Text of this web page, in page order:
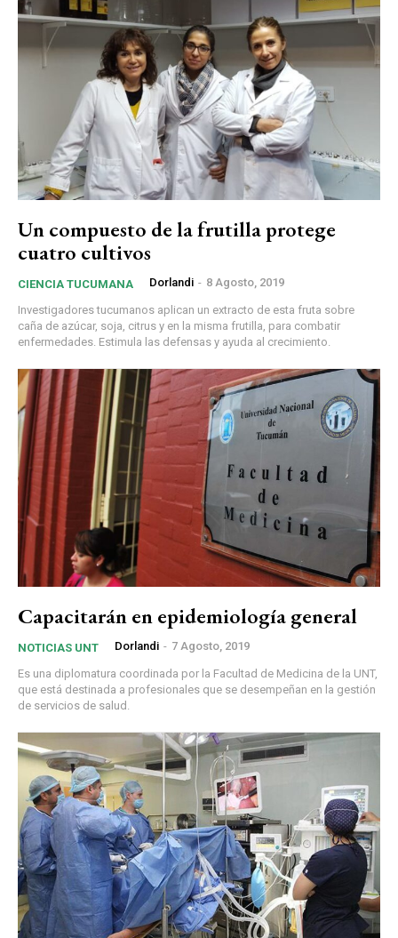
Un compuesto de la frutilla protege
cuatro cultivos
CIENCIA TUCUMANA Dorlandi - 8 Agosto, 2019
Investigadores tucumanos aplican un extracto de esta fruta sobre
caña de azúcar, soja, citrus y en la misma frutilla, para combatir
enfermedades. Estimula las defensas y ayuda al crecimiento.
Capacitarán en epidemiología general
NOTICIAS UNT Dorlandi - 7 Agosto, 2019
Es una diplomatura coordinada por la Facultad de Medicina de la UNT,
que está destinada a profesionales que se desempeñan en la gestión
de servicios de salud.